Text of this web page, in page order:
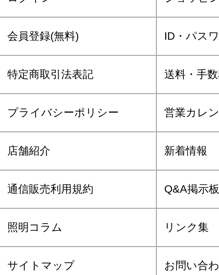
会員登録(無料) ID・パス
特定商取引法表記 送料・手
プライバシーポリシー 営業カレ
店舗紹介 新着情報
通信販売利用規約 Q&A掲示板
照明コラム リンク集
サイトマップ お問い合